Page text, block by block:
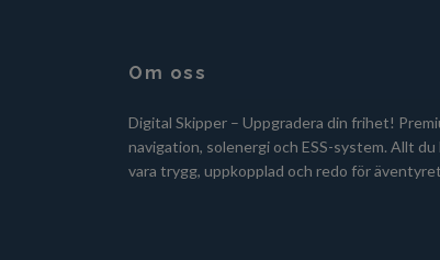
Om oss
Digital Skipper – Uppgradera din frihet!
navigation, solenergi och ESS-system. Allt
vara trygg, uppkopplad och redo för